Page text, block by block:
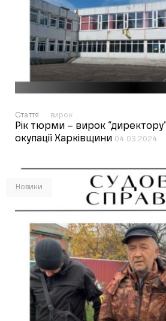
Стаття вирок
Рік тюрми – вирок
окупації Харківщини 04.03.2024
Новини